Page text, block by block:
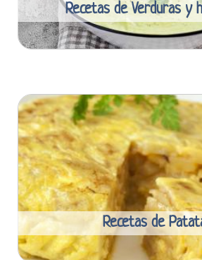
Recetas de Verduras y
Recetas de